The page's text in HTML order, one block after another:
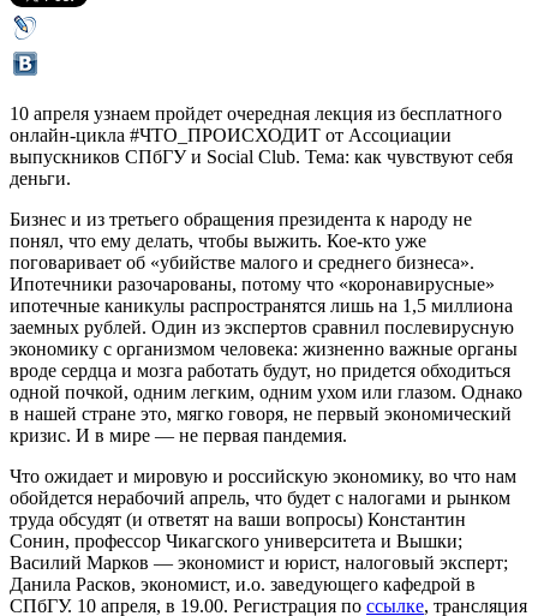
10 апреля узнаем пройдет очередная лекция из бесплатного
онлайн-цикла #ЧТО_ПРОИСХОДИТ от Ассоциации
выпускников СПбГУ и Social Club. Тема: как чувствуют себя
деньги.
Бизнес и из третьего обращения президента к народу не
понял, что ему делать, чтобы выжить. Кое-кто уже
поговаривает об «убийстве малого и среднего бизнеса».
Ипотечники разочарованы, потому что «коронавирусные»
ипотечные каникулы распространятся лишь на 1,5 миллиона
заемных рублей. Один из экспертов сравнил послевирусную
экономику с организмом человека: жизненно важные органы
вроде сердца и мозга работать будут, но придется обходиться
одной почкой, одним легким, одним ухом или глазом. Однако
в нашей стране это, мягко говоря, не первый экономический
кризис. И в мире — не первая пандемия.
Что ожидает и мировую и российскую экономику, во что нам
обойдется нерабочий апрель, что будет с налогами и рынком
труда обсудят (и ответят на ваши вопросы) Константин
Сонин, профессор Чикагского университета и Вышки;
Василий Марков — экономист и юрист, налоговый эксперт;
Данила Расков, экономист, и.о. заведующего кафедрой в
СПбГУ. 10 апреля, в 19.00. Регистрация по ссылке, трансляция